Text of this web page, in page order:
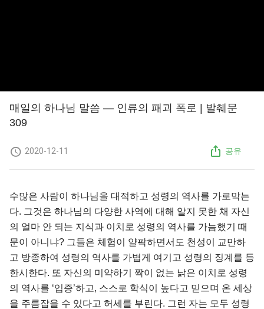
매일의 하나님 말씀 ― 인류의 패괴 폭로 | 발췌문
309
2020-12-11 공유
수많은 사람이 하나님을 대적하고 성령의 역사를 가로막는
다. 그것은 하나님의 다양한 사역에 대해 알지 못한 채 자신
의 얼마 안 되는 지식과 이치로 성령의 역사를 가늠했기 때
문이 아니냐? 그들은 체험이 얄팍하면서도 천성이 교만하
고 방종하여 성령의 역사를 가볍게 여기고 성령의 징계를 등
한시한다. 또 자신의 미약하기 짝이 없는 낡은 이치로 성령
의 역사를 ‘입증’하고, 스스로 학식이 높다고 믿으며 온 세상
을 주름잡을 수 있다고 허세를 부린다. 그런 자는 모두 성령